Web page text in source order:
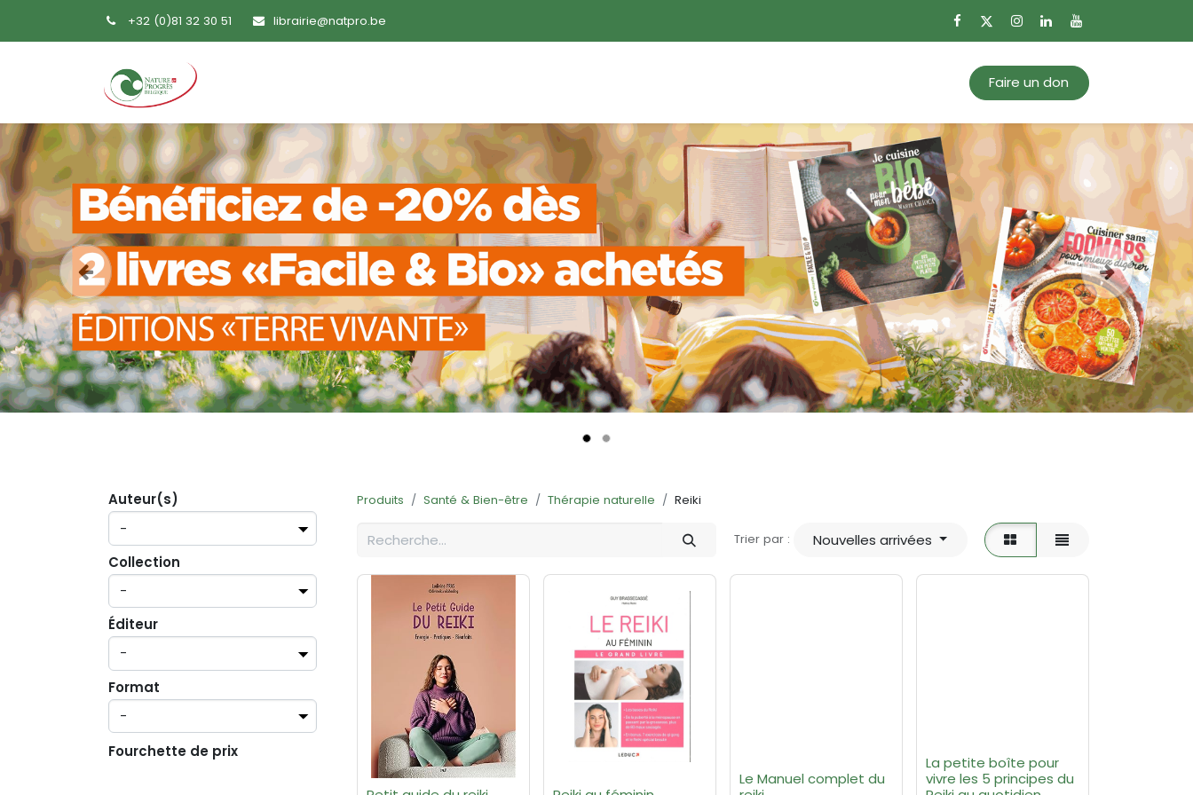
+32 (0)81 32 30 51 librairie@natpro.be
Faire un don
Précedent Suivant
Auteur(s)
Collection
Éditeur
Format
Fourchette de prix
Produits Santé & Bien-être Thérapie naturelle Reiki
Trier par : Nouvelles arrivées
Le Manuel complet du
La petite boîte pour
vivre les 5 principes du